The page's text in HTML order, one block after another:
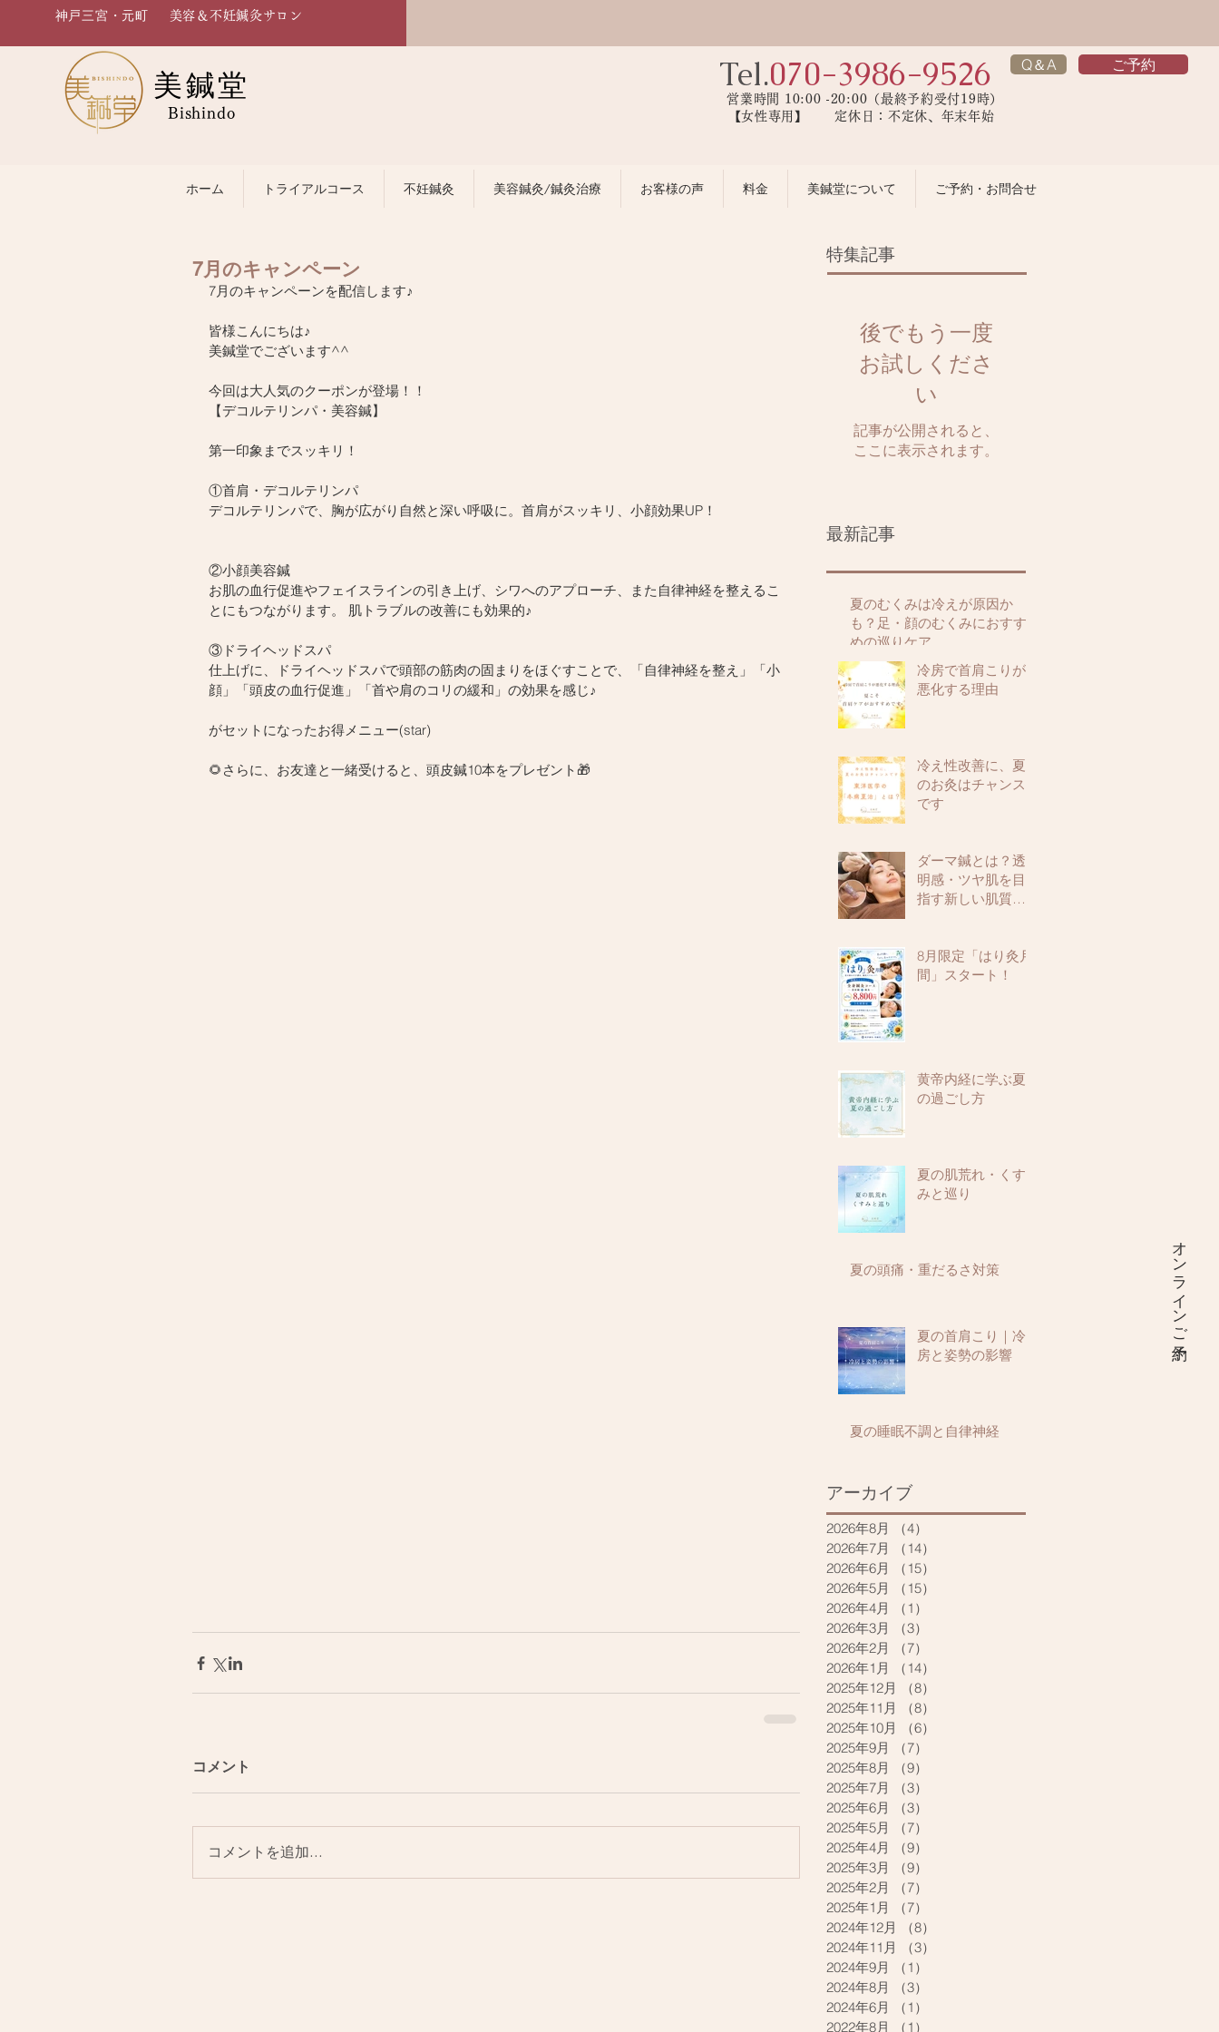
神戸三宮・元町 美容＆不妊鍼灸サロン
美鍼堂
Bishindo
Tel.070-3986-9526
営業時間 10:00 -20:00（最終予約受付19時）
【女性専用】 定休日：不定休、年末年始
Q＆A ご予約
ホーム トライアルコース 不妊鍼灸 美容鍼灸/鍼灸治療 お客様の声 料金 美鍼堂について ご予約・お問合せ
オンラインご予約
7月のキャンペーン
7月のキャンペーンを配信します♪
皆様こんにちは♪
美鍼堂でございます^^
今回は大人気のクーポンが登場！！
【デコルテリンパ・美容鍼】
第一印象までスッキリ！
①首肩・デコルテリンパ
デコルテリンパで、胸が広がり自然と深い呼吸に。首肩がスッキリ、小顔効果UP！
②小顔美容鍼
お肌の血行促進やフェイスラインの引き上げ、シワへのアプローチ、また自律神経を整えるこ
とにもつながります。 肌トラブルの改善にも効果的♪
③ドライヘッドスパ
仕上げに、ドライヘッドスパで頭部の筋肉の固まりをほぐすことで、「自律神経を整え」「小
顔」「頭皮の血行促進」「首や肩のコリの緩和」の効果を感じ♪
がセットになったお得メニュー(star)
🌻さらに、お友達と一緒受けると、頭皮鍼10本をプレゼント🎁
コメント
コメントを追加…
特集記事
後でもう一度
お試しくださ
い
記事が公開されると、
ここに表示されます。
最新記事
夏のむくみは冷えが原因か
も？足・顔のむくみにおすす
めの巡りケア
冷房で首肩こりが
悪化する理由
冷え性改善に、夏
のお灸はチャンス
です
ダーマ鍼とは？透
明感・ツヤ肌を目
指す新しい肌質改
8月限定「はり灸月
間」スタート！
黄帝内経に学ぶ夏
の過ごし方
夏の肌荒れ・くす
みと巡り
夏の頭痛・重だるさ対策
夏の首肩こり｜冷
房と姿勢の影響
夏の睡眠不調と自律神経
アーカイブ
2026年8月 （4）
2026年7月
（14）
2026年6月
（15）
2026年5月
（15）
2026年4月
（1）
2026年3月
（3）
2026年2月
（7）
2026年1月
（14）
2025年12月
（8）
2025年11月
（8）
2025年10月
（6）
2025年9月
（7）
2025年8月
（9）
2025年7月
（3）
2025年6月
（3）
2025年5月
（7）
2025年4月
（9）
2025年3月
（9）
2025年2月
（7）
2025年1月
（7）
2024年12月
（8）
2024年11月
（3）
2024年9月
（1）
2024年8月
（3）
2024年6月
（1）
2022年8月
（1）